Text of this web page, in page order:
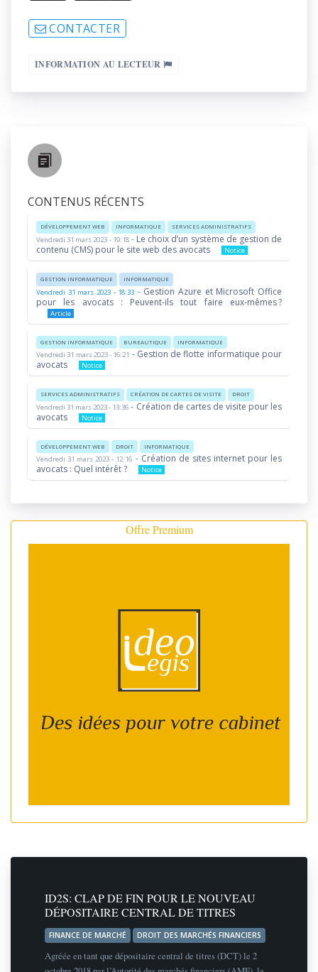
CONTACTER
INFORMATION AU LECTEUR
CONTENUS RÉCENTS
DÉVELOPPEMENT WEB INFORMATIQUE SERVICES ADMINISTRATIFS
Vendredi 31 mars 2023 - 19:18- Le choix d’un système de gestion de
contenu (CMS) pour le site web des avocats
Notice
GESTION INFORMATIQUE INFORMATIQUE
Vendredi 31 mars 2023 - 18:33 - Gestion Azure et Microsoft Office
pour les avocats : Peuvent-ils tout faire eux-mêmes ?
Article
GESTION INFORMATIQUE BUREAUTIQUE INFORMATIQUE
Vendredi 31 mars 2023 - 16:21 - Gestion de flotte informatique pour
avocats
Notice
SERVICES ADMINISTRATIFS CRÉATION DE CARTES DE VISITE DROIT
Vendredi 31 mars 2023 - 13:36 - Création de cartes de visite pour les
avocats
Notice
DÉVELOPPEMENT WEB DROIT INFORMATIQUE
Vendredi 31 mars 2023 - 12:16 - Création de sites internet pour les
avocats : Quel intérêt ?
Notice
Offre Premium
ID2S: CLAP DE FIN POUR LE NOUVEAU
DÉPOSITAIRE CENTRAL DE TITRES
FINANCE DE MARCHÉ DROIT DES MARCHÉS FINANCIERS
Agréée en tant que dépositaire central de titres (DCT) le 2